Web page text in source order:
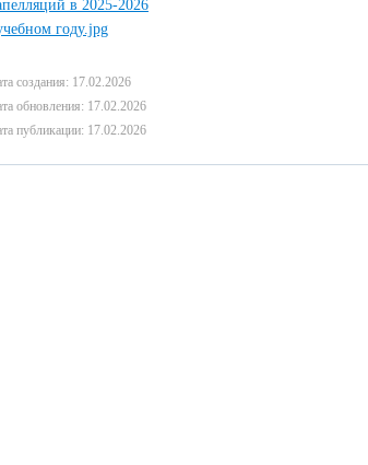
создания: 17.02.2026
обновления: 17.02.2026
публикации: 17.02.2026